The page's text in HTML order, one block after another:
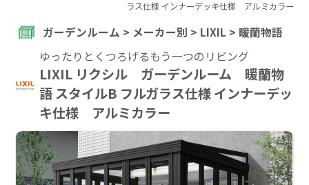
ラス仕様 インナーデッキ仕様 アルミカラー
ガーデンルーム > メーカー別 > LIXIL > 暖蘭物語
ゆったりとくつろげるもう一つのリビング
LIXIL リクシル ガーデンルーム 暖蘭物
語 スタイルB フルガラス仕様 インナーデッ
キ仕様 アルミカラー